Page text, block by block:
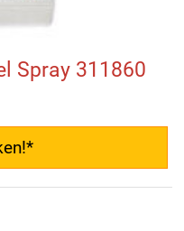
Spray 311860